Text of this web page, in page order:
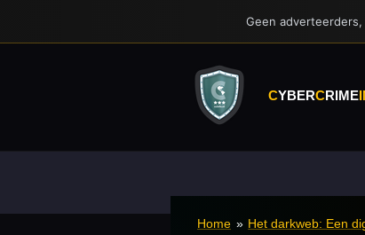
Geen
CYBERCRIME
Home » Het darkweb: Een